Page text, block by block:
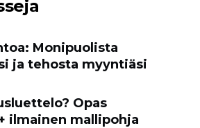
Monipuolista
ja tehosta myyntiäsi
Opas
ilmainen mallipohja